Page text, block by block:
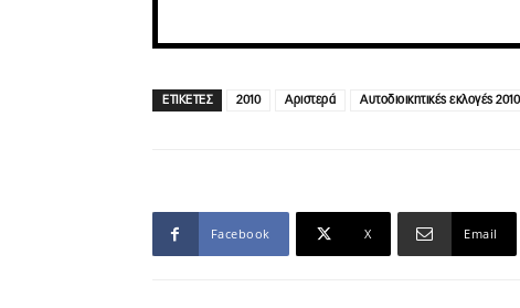
ΕΤΙΚΕΤΕΣ 2010 Αριστερά Αυτοδιοικητικές εκλογές 2010
Facebook X Email